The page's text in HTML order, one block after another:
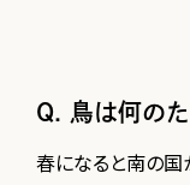
Q. 鳥は何の
春になると南の国